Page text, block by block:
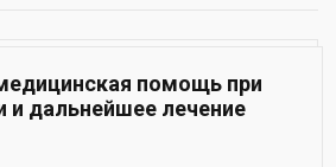
помощь при
и дальнейшее лечение